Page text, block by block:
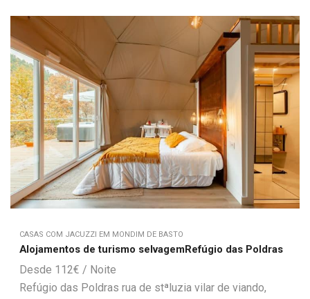
CASAS COM JACUZZI EM MONDIM DE BASTO
Alojamentos de turismo selvagemRefúgio das Poldras
112€
Refúgio das Poldras rua de stªluzia vilar de viando,